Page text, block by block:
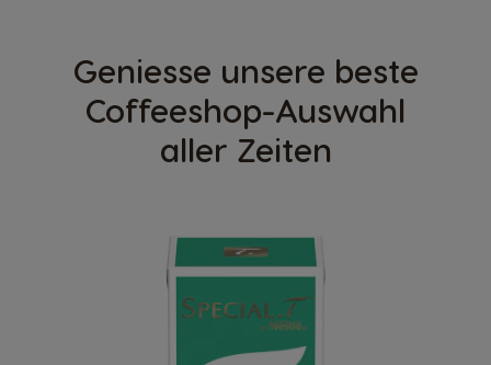
Geniesse unsere beste
Coffeeshop-Auswahl
aller Zeiten